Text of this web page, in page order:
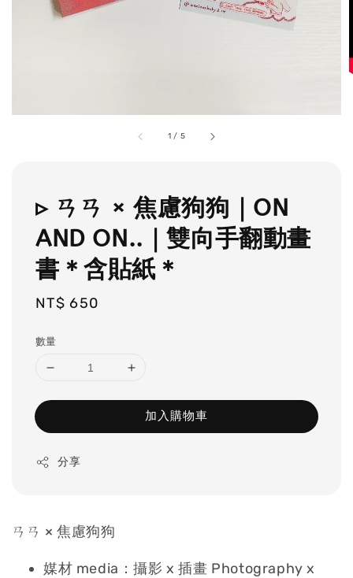
1 / 5
▹ ㄢㄢ × 焦慮狗狗｜ON
AND ON..｜雙向手翻動畫
書＊含貼紙＊
Regular
NT$ 650
數量
加入購物車
分享
ㄢㄢ × 焦慮狗狗
媒材 media：攝影 x 插畫 Photography x